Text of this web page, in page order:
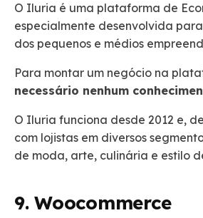
O Iluria é uma plataforma de
especialmente desenvolvida
dos pequenos e médios
Para montar um negócio na
necessário nenhum
O Iluria funciona desde 2012 e,
com lojistas em diversos
de moda, arte, culinária e estilo
9. Woocommerce